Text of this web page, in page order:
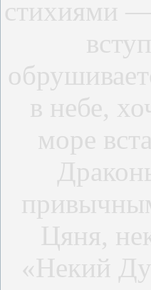
стихиями
в небе,
море
Цяня,
«Некий